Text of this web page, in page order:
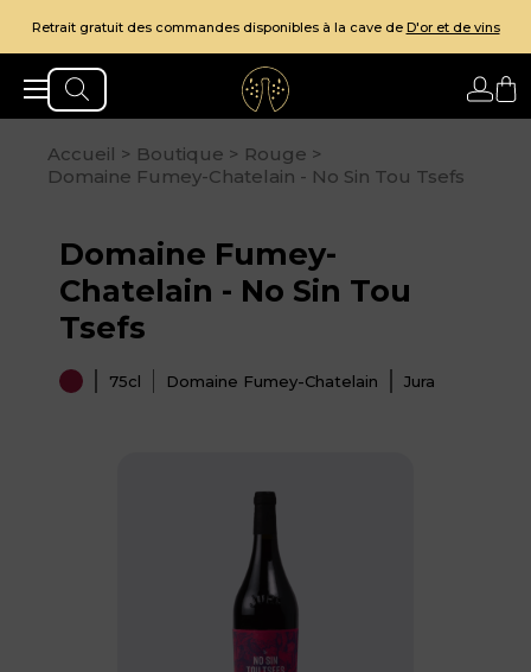
commandes disponibles à la cave deD'or et de vins
Accueil > Boutique > Rouge >
Domaine Fumey-Chatelain - No Sin Tou Tsefs
Domaine Fumey-
Chatelain - No Sin Tou
Tsefs
75cl Domaine Fumey-Chatelain Jura